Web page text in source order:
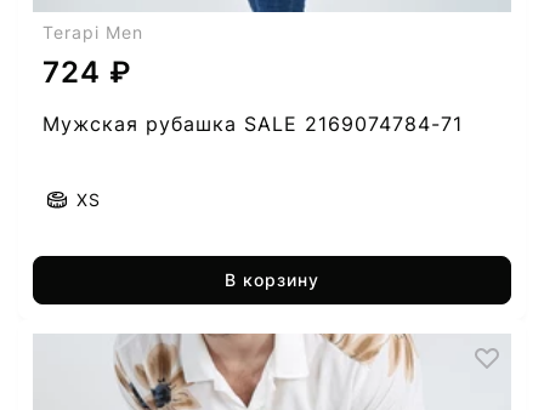
Terapi Men
724 ₽
Мужская рубашка SALE 2169074784-71
XS
В корзину